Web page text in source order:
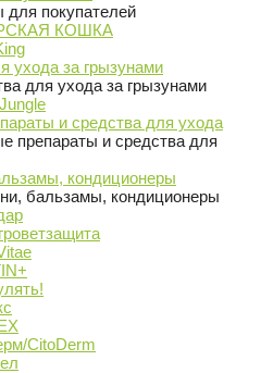
для покупателей
КОШКА
ухода за грызунами
для ухода за грызунами
и средства для ухода
препараты и средства для
кондиционеры
бальзамы, кондиционеры
CitoDerm